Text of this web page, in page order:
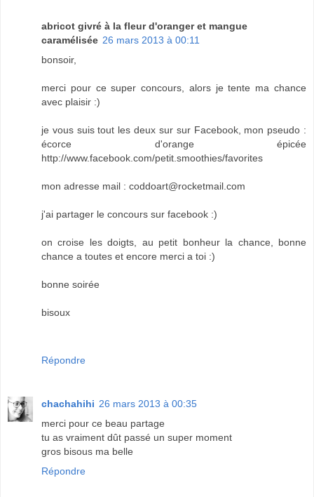
abricot givré à la fleur d'oranger et mangue
caramélisée 26 mars 2013 à 00:11
bonsoir,
merci pour ce super concours, alors je tente ma chance
avec plaisir :)
je vous suis tout les deux sur sur Facebook, mon pseudo :
écorce d'orange épicée
http://www.facebook.com/petit.smoothies/favorites
mon adresse mail : coddoart@rocketmail.com
j'ai partager le concours sur facebook :)
on croise les doigts, au petit bonheur la chance, bonne
chance a toutes et encore merci a toi :)
bonne soirée
bisoux
Répondre
chachahihi 26 mars 2013 à 00:35
merci pour ce beau partage
tu as vraiment dût passé un super moment
gros bisous ma belle
Répondre